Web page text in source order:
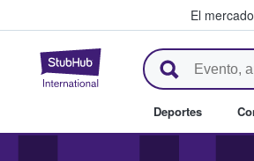
El
StubHub:
Deportes